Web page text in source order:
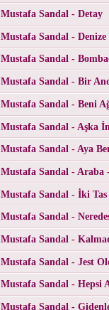
Mustafa Sandal - Detay
Mustafa Sandal - Denize
Mustafa Sandal -
Mustafa Sandal - Bir
Mustafa Sandal - Beni
Mustafa Sandal - Aşka
Mustafa Sandal - Aya
Mustafa Sandal - Araba
Mustafa Sandal - İki
Mustafa Sandal -
Mustafa Sandal -
Mustafa Sandal - Jest
Mustafa Sandal - Hepsi
Mustafa Sandal -